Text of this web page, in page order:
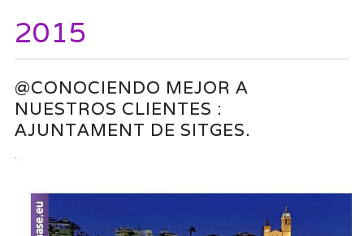
2015
@CONOCIENDO MEJOR A
NUESTROS CLIENTES :
AJUNTAMENT DE SITGES.